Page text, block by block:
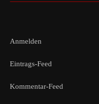
Anmelden
Eintrags-Feed
Kommentar-Feed